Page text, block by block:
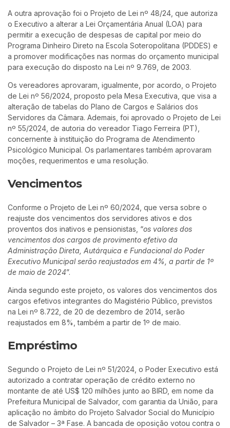
A outra aprovação foi o Projeto de Lei nº 48/24, que autoriza
o Executivo a alterar a Lei Orçamentária Anual (LOA) para
permitir a execução de despesas de capital por meio do
Programa Dinheiro Direto na Escola Soteropolitana (PDDES) e
a promover modificações nas normas do orçamento municipal
para execução do disposto na Lei nº 9.769, de 2003.
Os vereadores aprovaram, igualmente, por acordo, o Projeto
de Lei nº 56/2024, proposto pela Mesa Executiva, que visa a
alteração de tabelas do Plano de Cargos e Salários dos
Servidores da Câmara. Ademais, foi aprovado o Projeto de Lei
nº 55/2024, de autoria do vereador Tiago Ferreira (PT),
concernente à instituição do Programa de Atendimento
Psicológico Municipal. Os parlamentares também aprovaram
moções, requerimentos e uma resolução.
Vencimentos
Conforme o Projeto de Lei nº 60/2024, que versa sobre o
reajuste dos vencimentos dos servidores ativos e dos
proventos dos inativos e pensionistas, “os valores dos
vencimentos dos cargos de provimento efetivo da
Administração Direta, Autárquica e Fundacional do Poder
Executivo Municipal serão reajustados em 4%, a partir de 1º
de maio de 2024”.
Ainda segundo este projeto, os valores dos vencimentos dos
cargos efetivos integrantes do Magistério Público, previstos
na Lei nº 8.722, de 20 de dezembro de 2014, serão
reajustados em 8%, também a partir de 1º de maio.
Empréstimo
Segundo o Projeto de Lei nº 51/2024, o Poder Executivo está
autorizado a contratar operação de crédito externo no
montante de até US$ 120 milhões junto ao BIRD, em nome da
Prefeitura Municipal de Salvador, com garantia da União, para
aplicação no âmbito do Projeto Salvador Social do Município
de Salvador – 3ª Fase. A bancada de oposição votou contra o